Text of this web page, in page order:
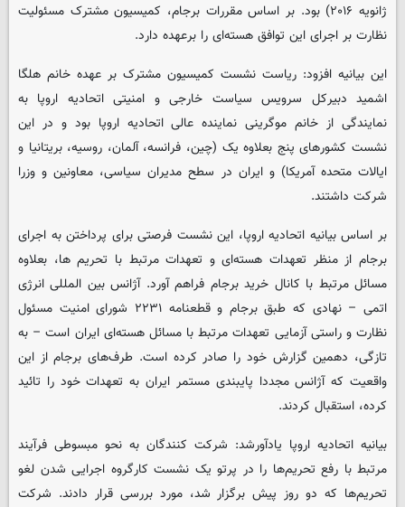
ژانویه ۲۰۱۶) بود. بر اساس مقررات برجام، کمیسیون مشترک مسئولیت
نظارت بر اجرای این توافق هسته‌ای را برعهده دارد.
این بیانیه افزود: ریاست نشست کمیسیون مشترک بر عهده خانم هلگا
اشمید دبیرکل سرویس سیاست خارجی و امنیتی اتحادیه اروپا به
نمایندگی از خانم موگرینی نماینده عالی اتحادیه اروپا بود و در این
نشست کشور‌های پنج بعلاوه یک (چین، فرانسه، آلمان، روسیه، بریتانیا و
ایالات متحده آمریکا) و ایران در سطح مدیران سیاسی، معاونین و وزرا
شرکت داشتند.
بر اساس بیانیه اتحادیه اروپا، این نشست فرصتی برای پرداختن به اجرای
برجام از منظر تعهدات هسته‌ای و تعهدات مرتبط با تحریم ها، بعلاوه
مسائل مرتبط با کانال خرید برجام فراهم آورد. آژانس بین المللی انرژی
اتمی – نهادی که طبق برجام و قطعنامه ۲۲۳۱ شورای امنیت مسئول
نظارت و راستی آزمایی تعهدات مرتبط با مسائل هسته‌ای ایران است – به
تازگی، دهمین گزارش خود را صادر کرده است. طرف‌های برجام از این
واقعیت که آژانس مجددا پایبندی مستمر ایران به تعهدات خود را تائید
کرده، استقبال کردند.
بیانیه اتحادیه اروپا یادآورشد: شرکت کنندگان به نحو مبسوطی فرآیند
مرتبط با رفع تحریم‌ها را در پرتو یک نشست کارگروه اجرایی شدن لغو
تحریم‌ها که دو روز پیش برگزار شد، مورد بررسی قرار دادند. شرکت